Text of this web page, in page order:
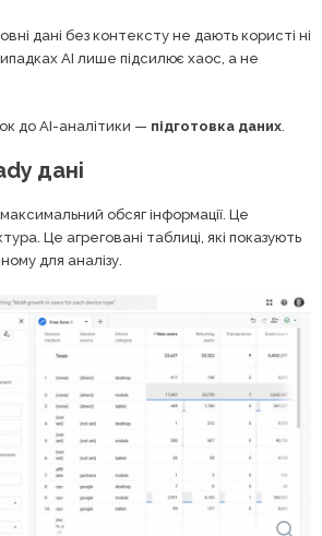
дані без контексту не дають користі ні
AI лише підсилює хаос, а не
до AI-аналітики — підготовка даних
дані
обсяг інформації. Це
Це агреговані таблиці, які показують
для аналізу.